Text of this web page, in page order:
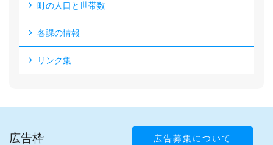
町の人口と世帯数
各課の情報
リンク集
広告枠 広告募集について